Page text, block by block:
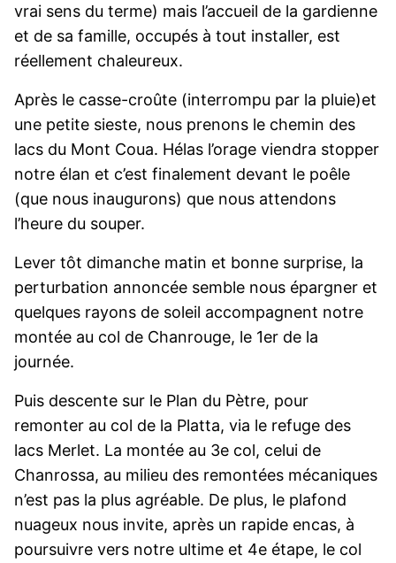
vrai sens du terme) mais l’accueil de la gardienne
et de sa famille, occupés à tout installer, est
réellement chaleureux.
Après le casse-croûte (interrompu par la pluie)et
une petite sieste, nous prenons le chemin des
lacs du Mont Coua. Hélas l’orage viendra stopper
notre élan et c’est finalement devant le poêle
(que nous inaugurons) que nous attendons
l’heure du souper.
Lever tôt dimanche matin et bonne surprise, la
perturbation annoncée semble nous épargner et
quelques rayons de soleil accompagnent notre
montée au col de Chanrouge, le 1er de la
journée.
Puis descente sur le Plan du Pètre, pour
remonter au col de la Platta, via le refuge des
lacs Merlet. La montée au 3e col, celui de
Chanrossa, au milieu des remontées mécaniques
n’est pas la plus agréable. De plus, le plafond
nuageux nous invite, après un rapide encas, à
poursuivre vers notre ultime et 4e étape, le col